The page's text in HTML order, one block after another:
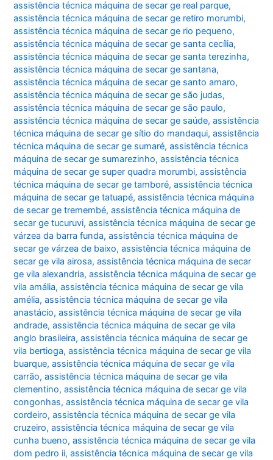
assistência técnica máquina de secar ge real parque,
assistência técnica máquina de secar ge retiro morumbi,
assistência técnica máquina de secar ge rio pequeno,
assistência técnica máquina de secar ge santa cecília,
assistência técnica máquina de secar ge santa terezinha,
assistência técnica máquina de secar ge santana,
assistência técnica máquina de secar ge santo amaro,
assistência técnica máquina de secar ge são judas,
assistência técnica máquina de secar ge são paulo,
assistência técnica máquina de secar ge saúde,assistência
técnica máquina de secar ge sítio do mandaqui,assistência
técnica máquina de secar ge sumaré,assistência técnica
máquina de secar ge sumarezinho,assistência técnica
máquina de secar ge super quadra morumbi,assistência
técnica máquina de secar ge tamboré,assistência técnica
máquina de secar ge tatuapé,assistência técnica máquina
de secar ge tremembé,assistência técnica máquina de
secar ge tucuruvi,assistência técnica máquina de secar ge
várzea da barra funda,assistência técnica máquina de
secar ge várzea de baixo,assistência técnica máquina de
secar ge vila airosa,assistência técnica máquina de secar
ge vila alexandria,assistência técnica máquina de secar ge
vila amália,assistência técnica máquina de secar ge vila
amélia,assistência técnica máquina de secar ge vila
anastácio,assistência técnica máquina de secar ge vila
andrade,assistência técnica máquina de secar ge vila
anglo brasileira,assistência técnica máquina de secar ge
vila bertioga,assistência técnica máquina de secar ge vila
buarque,assistência técnica máquina de secar ge vila
carrão,assistência técnica máquina de secar ge vila
clementino,assistência técnica máquina de secar ge vila
congonhas,assistência técnica máquina de secar ge vila
cordeiro,assistência técnica máquina de secar ge vila
cruzeiro,assistência técnica máquina de secar ge vila
cunha bueno,assistência técnica máquina de secar ge vila
dom pedro ii,assistência técnica máquina de secar ge vila